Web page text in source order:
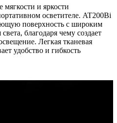
мягкости и яркости
осветителе. AT200Bi
поверхность с широким
благодаря чему создает
Легкая тканевая
удобство и гибкость